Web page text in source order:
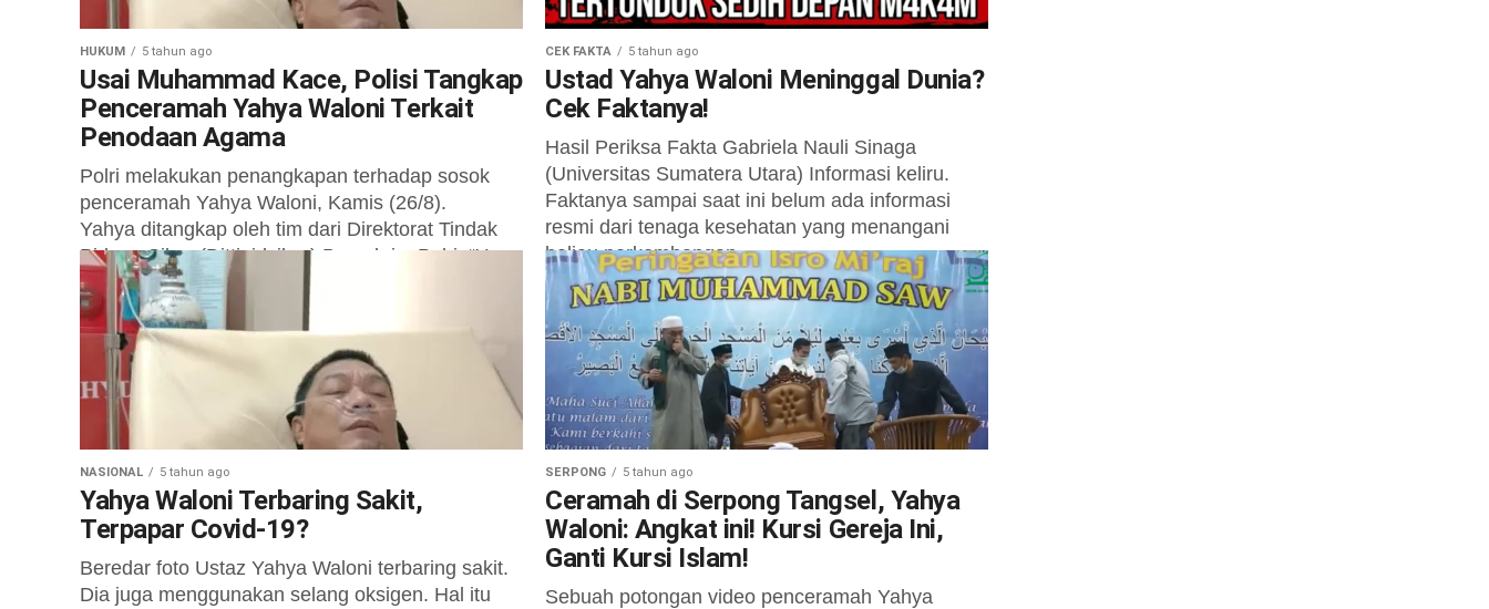
HUKUM 5 tahun ago
Usai Muhammad Kace, Polisi Tangkap
Penceramah Yahya Waloni Terkait
Penodaan Agama
Polri melakukan penangkapan terhadap sosok
penceramah Yahya Waloni, Kamis (26/8).
Yahya ditangkap oleh tim dari Direktorat Tindak
Pidana Siber (Dittipidsiber) Bareskrim Polri. “Ya
benar (ditangkap),” ujar Karopenmas Mabes Polri,
Brigjen Rusdi...
CEK FAKTA 5 tahun ago
Ustad Yahya Waloni Meninggal Dunia?
Cek Faktanya!
Hasil Periksa Fakta Gabriela Nauli Sinaga
(Universitas Sumatera Utara) Informasi keliru.
Faktanya sampai saat ini belum ada informasi
resmi dari tenaga kesehatan yang menangani
beliau perkembangan...
NASIONAL 5 tahun ago
Yahya Waloni Terbaring Sakit,
Terpapar Covid-19?
Beredar foto Ustaz Yahya Waloni terbaring sakit.
Dia juga menggunakan selang oksigen. Hal itu
SERPONG 5 tahun ago
Ceramah di Serpong Tangsel, Yahya
Waloni: Angkat ini! Kursi Gereja Ini,
Ganti Kursi Islam!
Sebuah potongan video penceramah Yahya